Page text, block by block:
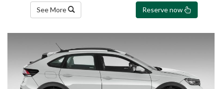
See More Reserve now